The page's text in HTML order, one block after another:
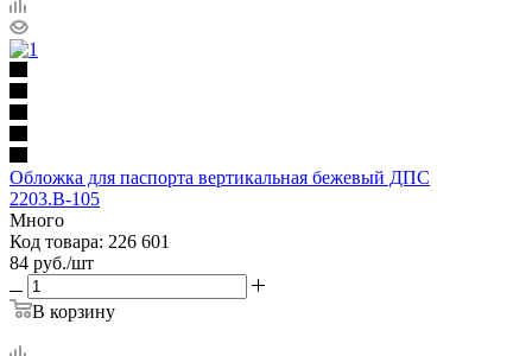
Обложка для паспорта вертикальная бежевый ДПС
2203.В-105
Много
Код товара: 226 601
84 руб./шт
В корзину